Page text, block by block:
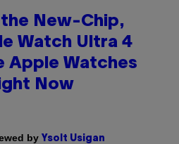
the New-Chip,
Watch Ultra 4
Apple Watches
Now
by Ysolt Usigan